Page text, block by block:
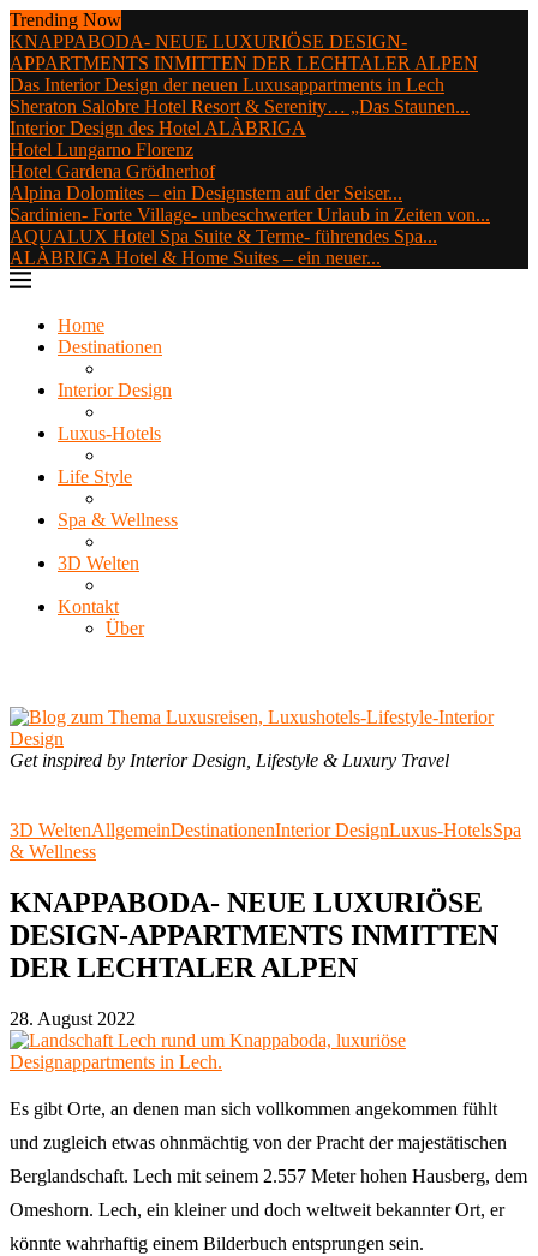
Trending Now
KNAPPABODA- NEUE LUXURIÖSE DESIGN-
APPARTMENTS INMITTEN DER LECHTALER ALPEN
Das Interior Design der neuen Luxusappartments in Lech
Sheraton Salobre Hotel Resort & Serenity… „Das Staunen...
Interior Design des Hotel ALÀBRIGA
Hotel Lungarno Florenz
Hotel Gardena Grödnerhof
Alpina Dolomites – ein Designstern auf der Seiser...
Sardinien- Forte Village- unbeschwerter Urlaub in Zeiten von...
AQUALUX Hotel Spa Suite & Terme- führendes Spa...
ALÀBRIGA Hotel & Home Suites – ein neuer...
Home
Destinationen
Interior Design
Luxus-Hotels
Life Style
Spa & Wellness
3D Welten
Kontakt
Über
Get inspired by Interior Design, Lifestyle & Luxury Travel
3D WeltenAllgemeinDestinationenInterior DesignLuxus-HotelsSpa
& Wellness
KNAPPABODA- NEUE LUXURIÖSE
DESIGN-APPARTMENTS INMITTEN
DER LECHTALER ALPEN
28. August 2022
Es gibt Orte, an denen man sich vollkommen angekommen fühlt
und zugleich etwas ohnmächtig von der Pracht der majestätischen
Berglandschaft. Lech mit seinem 2.557 Meter hohen Hausberg, dem
Omeshorn. Lech, ein kleiner und doch weltweit bekannter Ort, er
könnte wahrhaftig einem Bilderbuch entsprungen sein.